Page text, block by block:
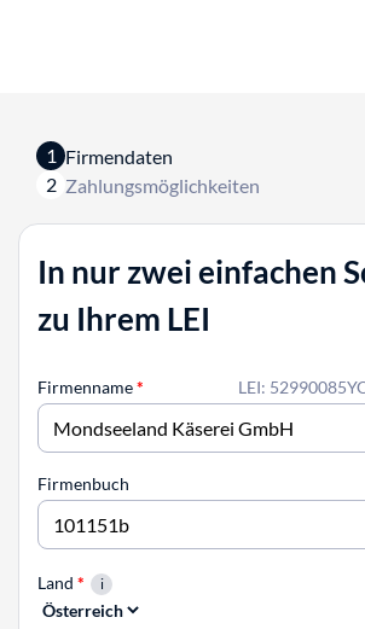
1 Firmendaten
2 Zahlungsmöglichkeiten
In nur zwei einfachen
zu Ihrem LEI
LEI:
Firmenname*
Firmenbuch
Land *